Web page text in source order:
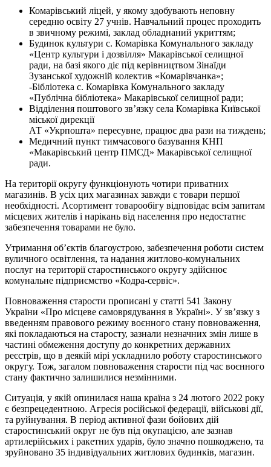
Комарівський ліцей, у якому здобувають неповну
середню освіту 27 учнів. Навчальний процес проходить
в звичному режимі, заклад обладнаний укриттям;
Будинок культури с. Комарівка Комунального закладу
«Центр культури і дозвілля» Макарівської селищної
ради, на базі якого діє під керівництвом Зінаїди
Зузанської художній колектив «Комарівчанка»;
-Бібліотека с. Комарівка Комунального закладу
«Публічна бібліотека» Макарівської селищної ради;
Відділення поштового зв’язку села Комарівка Київської
міської дирекції
АТ «Укрпошта» пересувне, працює два рази на тиждень;
Медичний пункт тимчасового базування КНП
«Макарівський центр ПМСД» Макарівської селищної
ради.
На території округу функціонують чотири приватних
магазинів. В усіх цих магазинах завжди є товари першої
необхідності. Асортимент товарообігу відповідає всім запитам
місцевих жителів і нарікань від населення про недостатнє
забезпечення товарами не було.
Утримання об’єктів благоустрою, забезпечення роботи систем
вуличного освітлення, та надання житлово-комунальних
послуг на території старостинського округу здійснює
комунальне підприємство «Кодра-сервіс».
Повноваження старости прописані у статті 541 Закону
України «Про місцеве самоврядування в Україні». У зв’язку з
введенням правового режиму воєнного стану повноваження,
які покладаються на старосту, зазнали незначних змін лише в
частині обмеження доступу до конкретних державних
реєстрів, що в деякій мірі ускладнило роботу старостинського
округу. Тож, загалом повноваження старости під час воєнного
стану фактично залишилися незмінними.
Ситуація, у якій опинилася наша країна з 24 лютого 2022 року
є безпрецедентною. Агресія російської федерації, військові дії,
та руйнування. В період активної фази бойових дій
старостинський округ не був під окупацією, але зазнав
артилерійських і ракетних ударів, було значно пошкоджено, та
зруйновано 35 індивідуальних житлових будинків, магазин.